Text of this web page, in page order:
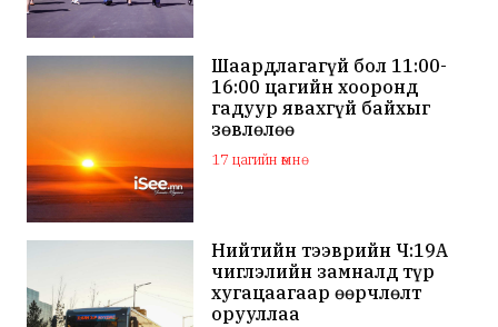
Шаардлагагүй бол 11:00-
16:00 цагийн хооронд
гадуур явахгүй байхыг
зөвлөлөө
17 цагийн өмнө
Нийтийн тээврийн Ч:19А
чиглэлийн замналд түр
хугацаагаар өөрчлөлт
орууллаа